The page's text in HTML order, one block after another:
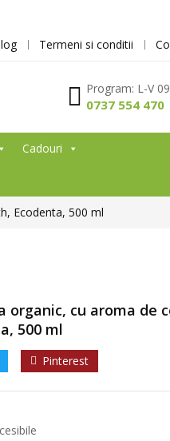
Termeni si conditii
Program: L-V
0737 554 470
Cadouri
Ecodenta, 500 ml
organic, cu aroma de
500 ml
Pinterest